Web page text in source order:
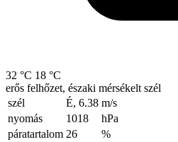
32 °C 18 °C
erős felhőzet, északi mérsékelt szél
szél
É, 6.38 m/s
nyomás
1018
hPa
páratartalom 26
%